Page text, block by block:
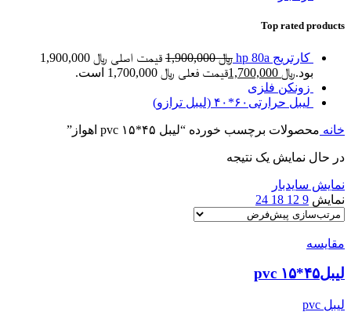
Top rated products
کارتریج hp 80a ﷼1,900,000
قیمت اصلی ﷼ 1,900,000
بود.﷼
قیمت فعلی ﷼ 1,700,000 است.
زونکن فلزی
لیبل حرارتی۶۰*۴۰ (لیبل ترازو)
خانه محصولات برچسب خورده “لیبل ۴۵*۱۵ pvc اهواز”
در حال نمایش یک نتیجه
نمایش سایدبار
نمایش 9
12
18
24
مقایسه
لیبل۴۵*۱۵ pvc
لیبل pvc